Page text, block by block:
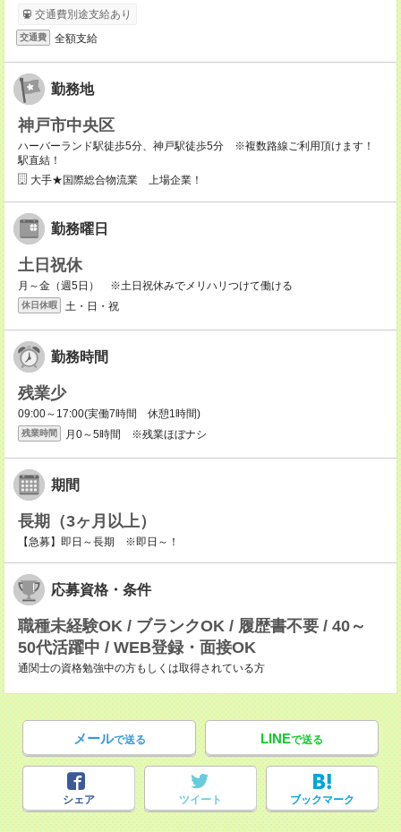
交通費別途支給あり
交通費 全額支給
勤務地
神戸市中央区
ハーバーランド駅徒歩5分、神戸駅徒歩5分 ※複数路線ご利用頂けます！
駅直結！
大手★国際総合物流業 上場企業！
勤務曜日
土日祝休
月～金（週5日） ※土日祝休みでメリハリつけて働ける
休日休暇 土・日・祝
勤務時間
残業少
09:00～17:00(実働7時間 休憩1時間)
残業時間 月0～5時間 ※残業ほぼナシ
期間
長期（3ヶ月以上）
【急募】即日～長期 ※即日～！
応募資格・条件
職種未経験OK / ブランクOK / 履歴書不要 / 40～
50代活躍中 / WEB登録・面接OK
通関士の資格勉強中の方もしくは取得されている方
メールで送る LINEで送る
シェア ツイート ブックマーク